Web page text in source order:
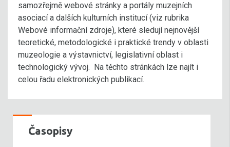
samozřejmě webové stránky a portály muzejních
asociací a dalších kulturních institucí (viz rubrika
Webové informační zdroje), které sledují nejnovější
teoretické, metodologické i praktické trendy v oblasti
muzeologie a výstavnictví, legislativní oblast i
technologický vývoj. Na těchto stránkách lze najít i
celou řadu elektronických publikací.
Časopisy